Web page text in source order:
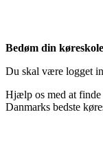
Bedøm din køreskole
Du skal være logget
Hjælp os med at finde
Danmarks bedste